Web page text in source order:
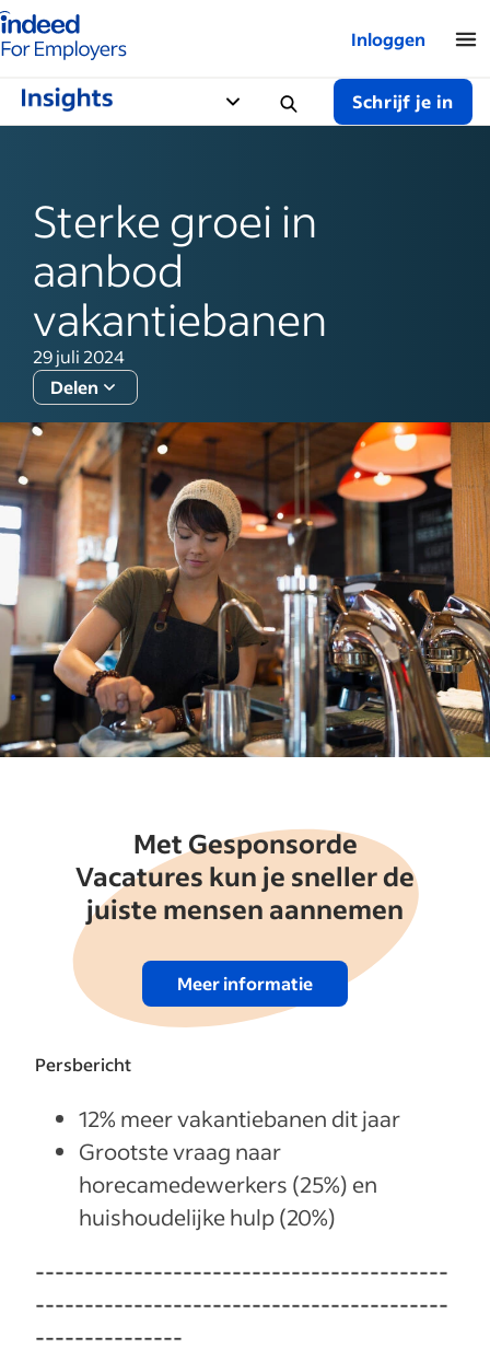
van Indeed - Voor werkgevers
Inloggen
Schrijf je in
Sterke groei in
aanbod
vakantiebanen
29 juli 2024
Delen
Met Gesponsorde
Vacatures kun je sneller de
juiste mensen aannemen
Meer informatie
Persbericht
12% meer vakantiebanen dit jaar
Grootste vraag naar
horecamedewerkers (25%) en
huishoudelijke hulp (20%)
------------------------------------------
------------------------------------------
---------------